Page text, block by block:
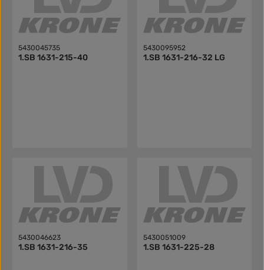
5430045735
1.SB 1631-215-40
5430095952
1.SB 1631-216-32 LG
5430046623
1.SB 1631-216-35
5430051009
1.SB 1631-225-28